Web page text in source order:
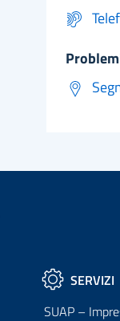
SERVIZI
SUAP –